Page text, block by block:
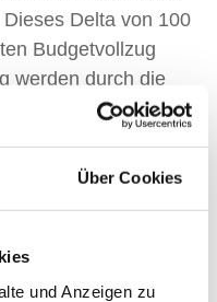
Über Cookies
und Anzeigen zu
Delta von 100
Budgetvollzug
werden durch die
rund 200
bis Ende 2026 auf
„Wir
wissen: Nur